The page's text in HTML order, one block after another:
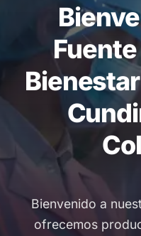
Bienvenido a
ofrecemos